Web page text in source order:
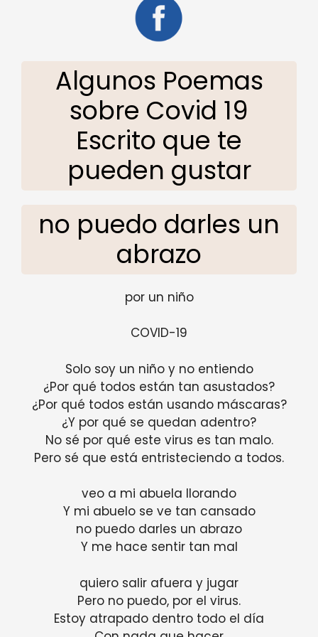
Algunos Poemas
sobre Covid 19
Escrito que te
pueden gustar
no puedo darles un
abrazo
por un niño
COVID-19
Solo soy un niño y no entiendo
¿Por qué todos están tan asustados?
¿Por qué todos están usando máscaras?
¿Y por qué se quedan adentro?
No sé por qué este virus es tan malo.
Pero sé que está entristeciendo a todos.
veo a mi abuela llorando
Y mi abuelo se ve tan cansado
no puedo darles un abrazo
Y me hace sentir tan mal
quiero salir afuera y jugar
Pero no puedo, por el virus.
Estoy atrapado dentro todo el día